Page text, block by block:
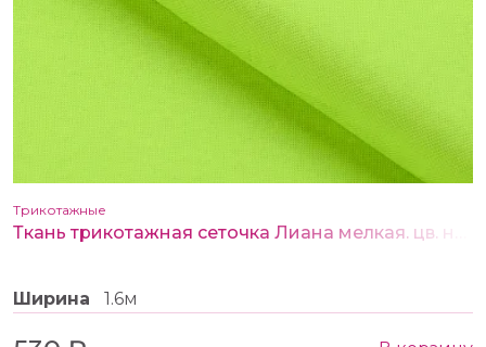
Трикотажные
Ширина 1.6м